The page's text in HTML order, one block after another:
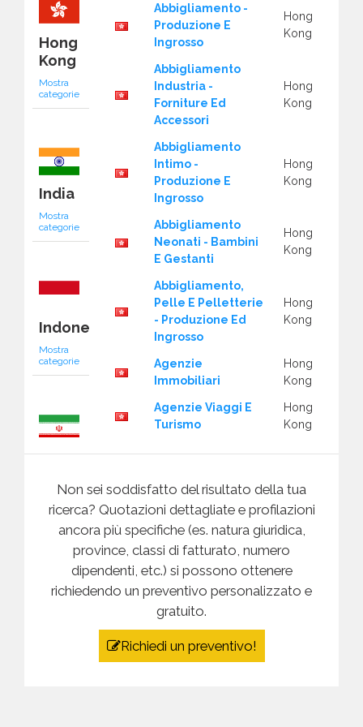
Hong
Kong
Mostra
categorie
India
Mostra
categorie
Indonesia
Mostra
categorie
Mostra
categorie
Islanda
Abbigliamento -
Produzione E
Ingrosso
Hong
Kong
Abbigliamento
Industria -
Forniture Ed
Accessori
Hong
Kong
Abbigliamento
Intimo -
Produzione E
Ingrosso
Hong
Kong
Abbigliamento
Neonati - Bambini
E Gestanti
Hong
Kong
Abbigliamento,
Pelle E Pelletterie
- Produzione Ed
Ingrosso
Hong
Kong
Agenzie
Immobiliari
Hong
Kong
Agenzie Viaggi E
Turismo
Hong
Kong
Hong
Alimentare
Hong
Kong
Alimentari -
Produzione
Hong
Kong
Apparecchiature
Elettriche Ed
Elettroniche
Hong
Architetti - Studi
Non sei soddisfatto del risultato della tua
ricerca? Quotazioni dettagliate e profilazioni
ancora più specifiche (es. natura giuridica,
province, classi di fatturato, numero
dipendenti, etc.) si possono ottenere
richiedendo un preventivo personalizzato e
gratuito.
Richiedi un preventivo!